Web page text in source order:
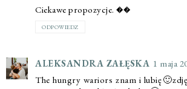
Ciekawe propozycje. ��
ODPOWIEDZ
ALEKSANDRA ZAŁĘSKA 1 maja
The hungry wariors znam i